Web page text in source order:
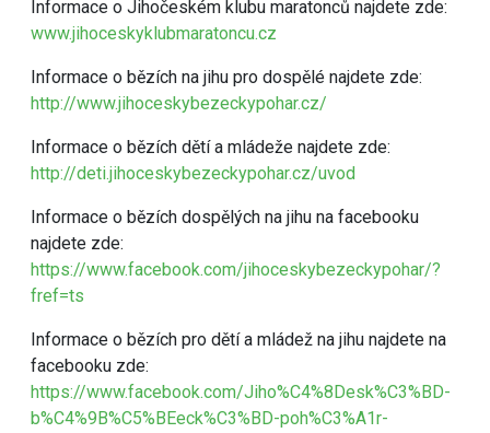
Informace o Jihočeském klubu maratonců najdete zde:
www.jihoceskyklubmaratoncu.cz
Informace o bězích na jihu pro dospělé najdete zde:
http://www.jihoceskybezeckypohar.cz/
Informace o bězích dětí a mládeže najdete zde:
http://deti.jihoceskybezeckypohar.cz/uvod
Informace o bězích dospělých na jihu na facebooku
najdete zde:
https://www.facebook.com/jihoceskybezeckypohar/?
fref=ts
Informace o bězích pro dětí a mládež na jihu najdete na
facebooku zde:
https://www.facebook.com/Jiho%C4%8Desk%C3%BD-
b%C4%9B%C5%BEeck%C3%BD-poh%C3%A1r-